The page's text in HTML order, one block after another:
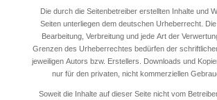
Die durch die Seitenbetreiber erstellten Inhalte und
Seiten unterliegen dem deutschen Urheberrecht. Die
Bearbeitung, Verbreitung und jede Art der
Grenzen des Urheberrechtes bedürfen der
jeweiligen Autors bzw. Erstellers. Downloads und
nur für den privaten, nicht kommerziellen
Soweit die Inhalte auf dieser Seite nicht vom